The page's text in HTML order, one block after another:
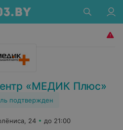
«МЕДИК Плюс»
подтвержден
24
до 21:00